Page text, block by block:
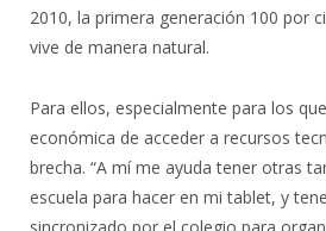
2010, la primera generación 100 por
vive de manera natural.
Para ellos, especialmente para los
económica de acceder a recursos
brecha. “A mí me ayuda tener otras
escuela para hacer en mi tablet, y
sincronizado por el colegio para